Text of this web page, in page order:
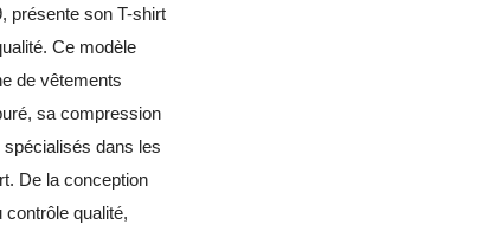
présente son T-shirt
Ce modèle
de vêtements
sa compression
dans les
De la conception
qualité,